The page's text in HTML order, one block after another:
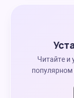
Читайте и